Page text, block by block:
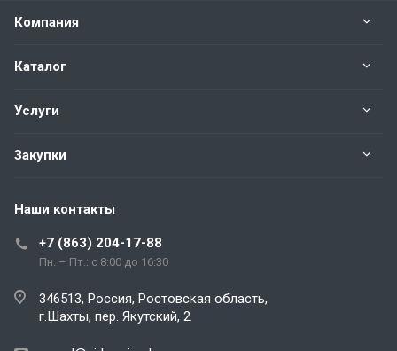
Компания
Каталог
Услуги
Закупки
Наши контакты
+7 (863) 204-17-88
Пн. – Пт.: с 8:00 до 16:30
346513, Россия, Ростовская область,
г.Шахты, пер. Якутский, 2